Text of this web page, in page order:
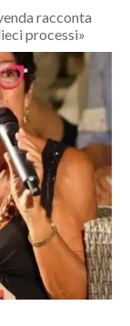
racconta
processi»